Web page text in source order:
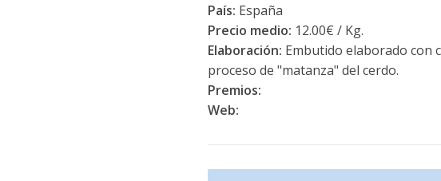
País: España
Precio medio: 12.00€ / Kg.
Elaboración: Embutido elaborado con
proceso de "matanza" del cerdo.
Premios:
Web: